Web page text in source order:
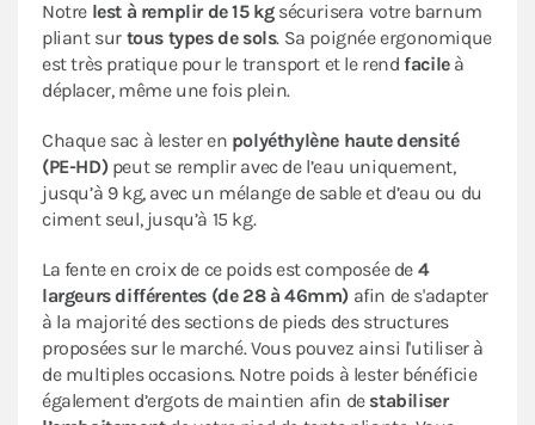
Notre lest à remplir de 15 kgsécurisera votre barnum
pliant sur tous types de sols. Sa poignée ergonomique
est très pratique pour le transport et le rendfacileà
déplacer, même une fois plein.
Chaque sac à lester en polyéthylène haute densité
(PE-HD)peut se remplir avec de l’eau uniquement,
jusqu’à 9 kg, avec un mélange de sable et d’eau ou du
ciment seul, jusqu’à 15 kg.
La fente en croix de ce poids est composée de 4
largeurs différentes (de 28 à 46mm) afin de s'adapter
à la majorité des sections de pieds des structures
proposées sur le marché. Vous pouvez ainsi l'utiliser à
de multiples occasions. Notre poids à lester bénéficie
également d’ergots de maintien afin de stabiliser